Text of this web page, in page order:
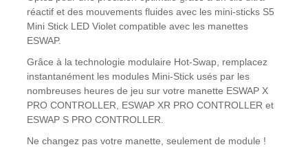
réactif et des mouvements fluides avec les mini-sticks S5
Mini Stick LED Violet compatible avec les manettes
ESWAP.
Grâce à la technologie modulaire Hot-Swap, remplacez
instantanément les modules Mini-Stick usés par les
nombreuses heures de jeu sur votre manette ESWAP X
PRO CONTROLLER, ESWAP XR PRO CONTROLLER et
ESWAP S PRO CONTROLLER.
Ne changez pas votre manette, seulement de module !